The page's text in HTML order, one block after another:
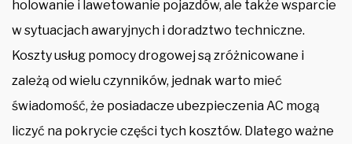
holowanie i lawetowanie pojazdów, ale także wsparcie
w sytuacjach awaryjnych i doradztwo techniczne.
Koszty usług pomocy drogowej są zróżnicowane i
zależą od wielu czynników, jednak warto mieć
świadomość, że posiadacze ubezpieczenia AC mogą
liczyć na pokrycie części tych kosztów. Dlatego ważne